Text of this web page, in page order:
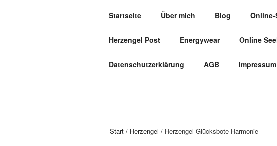
HERZOASE.COM
Startseite Über mich Blog Online-
Herzengel Post Energywear Online
Datenschutzerklärung AGB Impressum
Start / Herzengel / Herzengel Glücksbote Harmonie